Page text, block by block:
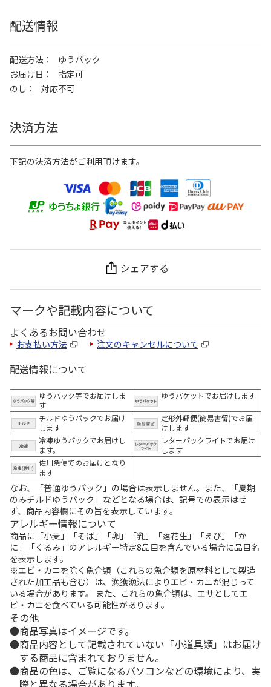
配送情報
配送方法
ゆうパック
お届け日
指定可
のし
対応不可
決済方法
下記の決済方法がご利用頂けます。
シェアする
マークや記載内容について
よくあるお問い合わせ
お支払い方法 注文のキャンセルについて
配送情報について
ゆうパック等でお届けしま
す
ゆうパケットでお届けします
チルドゆうパックでお届け
します
定形外郵便(簡易書留)でお届
けします
冷凍ゆうパックでお届けし
ます。
レターパックライトでお届け
します
佐川急便でのお届けとなり
ます
なお、「普通ゆうパック」の場合は表示しません。また、「夏期
のみチルドゆうパック」などとなる場合は、記号での表示はせ
ず、商品内容欄にその旨を表示しています。
アレルギー情報について
商品に「小麦」「そば」「卵」「乳」「落花生」「えび」「か
に」「くるみ」のアレルギー特定8品目を含んでいる場合に品目名
を表示します。
※エビ・カニを除く魚介類（これらの魚介類を原材料として製造
された加工品も含む）は、漁獲漁法によりエビ・カニが混じって
いる場合があります。 また、これらの魚介類は、エサとしてエ
ビ・カニを食べている可能性があります。
その他
商品写真はイメージです。
商品内容として記載されていない「小道具類」はお届け
する商品に含まれておりません。
商品の色は、ご覧になるパソコンなどの環境により、実
際と異なる場合があります。